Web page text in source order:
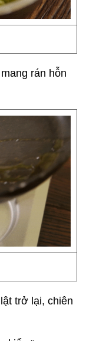
rán hỗn
trở lại, chiên